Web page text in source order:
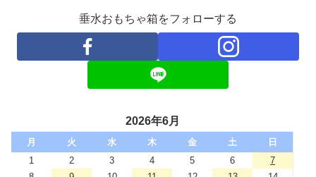
垂水おもちゃ箱をフォローする
2026年6月
月 火 水 木 金 土
日
1
2 3 4 5 6
7